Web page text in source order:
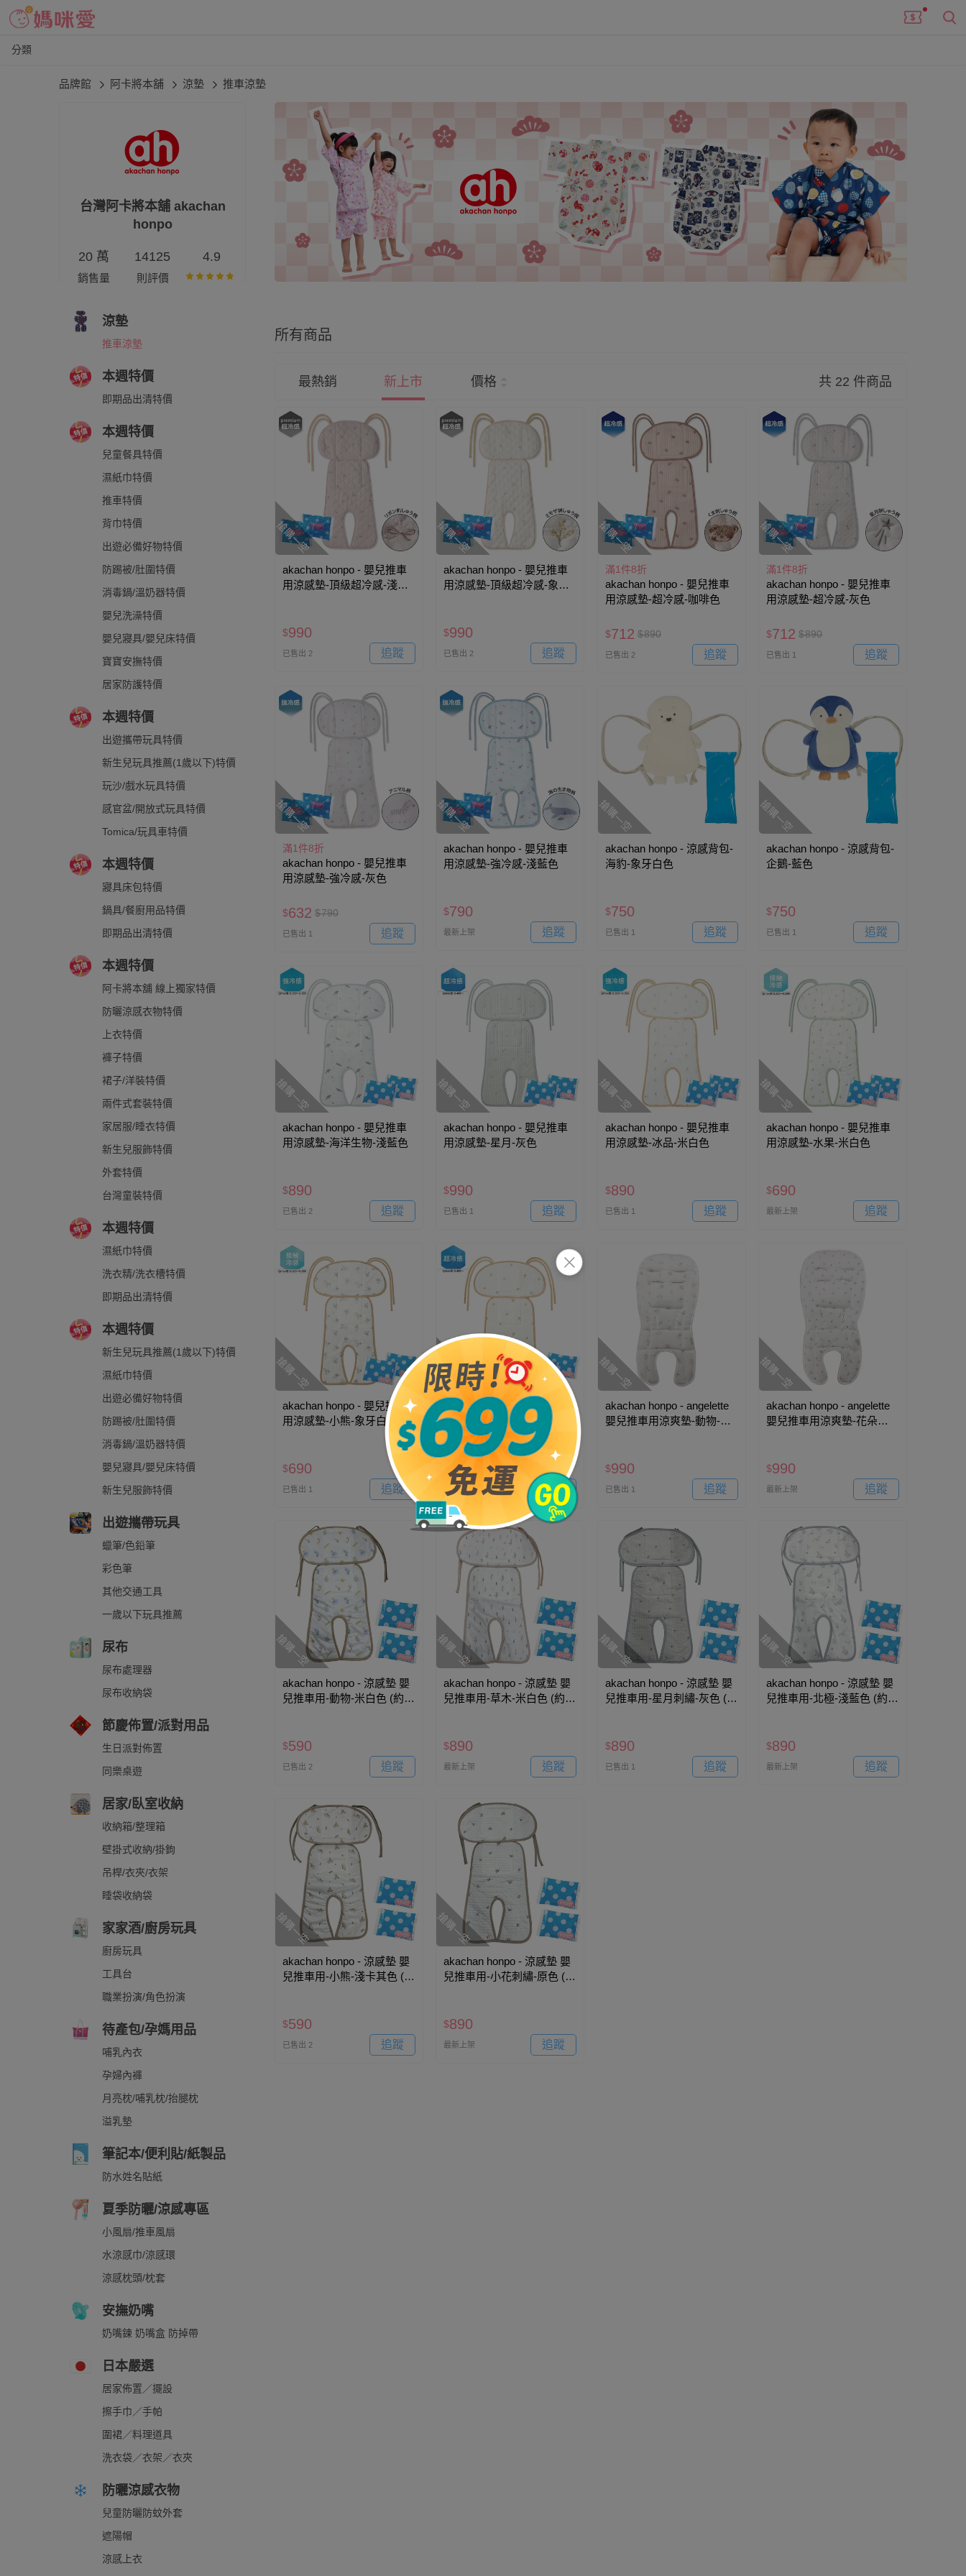
分類
品牌館 阿卡將本舖 涼墊 推車涼墊
台灣阿卡將本舖 akachan
honpo
20 萬
銷售量
14125
則評價
4.9
涼墊
推車涼墊
本週特價
即期品出清特價
本週特價
兒童餐具特價
濕紙巾特價
推車特價
背巾特價
出遊必備好物特價
防踢被/肚圍特價
消毒鍋/溫奶器特價
嬰兒洗澡特價
嬰兒寢具/嬰兒床特價
寶寶安撫特價
居家防護特價
本週特價
出遊攜帶玩具特價
新生兒玩具推薦(1歲以下)特價
玩沙/戲水玩具特價
感官盆/開放式玩具特價
Tomica/玩具車特價
本週特價
寢具床包特價
鍋具/餐廚用品特價
即期品出清特價
本週特價
阿卡將本舖 線上獨家特價
防曬涼感衣物特價
上衣特價
褲子特價
裙子/洋裝特價
兩件式套裝特價
家居服/睡衣特價
新生兒服飾特價
外套特價
台灣童裝特價
本週特價
濕紙巾特價
洗衣精/洗衣槽特價
即期品出清特價
本週特價
新生兒玩具推薦(1歲以下)特價
濕紙巾特價
出遊必備好物特價
防踢被/肚圍特價
消毒鍋/溫奶器特價
嬰兒寢具/嬰兒床特價
新生兒服飾特價
出遊攜帶玩具
蠟筆/色鉛筆
彩色筆
其他交通工具
一歲以下玩具推薦
尿布
尿布處理器
尿布收納袋
節慶佈置/派對用品
生日派對佈置
同樂桌遊
居家/臥室收納
收納箱/整理箱
壁掛式收納/掛鉤
吊桿/衣夾/衣架
睡袋收納袋
家家酒/廚房玩具
廚房玩具
工具台
職業扮演/角色扮演
待產包/孕媽用品
哺乳內衣
孕婦內褲
月亮枕/哺乳枕/抬腿枕
溢乳墊
筆記本/便利貼/紙製品
防水姓名貼紙
夏季防曬/涼感專區
小風扇/推車風扇
水涼感巾/涼感環
涼感枕頭/枕套
安撫奶嘴
奶嘴鍊 奶嘴盒 防掉帶
日本嚴選
居家佈置／擺設
擦手巾／手帕
圍裙／料理道具
洗衣袋／衣架／衣夾
防曬涼感衣物
兒童防曬防蚊外套
遮陽帽
涼感上衣
所有商品
最熱銷 新上市 價格 共 22 件商品
搶購一空
akachan honpo - 嬰兒推車
用涼感墊-頂級超冷感-淺卡
$990
已售出 2 追蹤
搶購一空
akachan honpo - 嬰兒推車
用涼感墊-頂級超冷感-象牙
$990
已售出 2 追蹤
搶購一空
滿1件8折
akachan honpo - 嬰兒推車
用涼感墊-超冷感-咖啡色
$712 $890
已售出 2 追蹤
搶購一空
滿1件8折
akachan honpo - 嬰兒推車
用涼感墊-超冷感-灰色
$712 $890
已售出 1 追蹤
搶購一空
滿1件8折
akachan honpo - 嬰兒推車
用涼感墊-強冷感-灰色
$632 $790
已售出 1 追蹤
搶購一空
akachan honpo - 嬰兒推車
用涼感墊-強冷感-淺藍色
$790
最新上架 追蹤
搶購一空
akachan honpo - 涼感背包-
海豹-象牙白色
$750
已售出 1 追蹤
搶購一空
akachan honpo - 涼感背包-
企鵝-藍色
$750
已售出 1 追蹤
搶購一空
akachan honpo - 嬰兒推車
用涼感墊-海洋生物-淺藍色
$890
已售出 2 追蹤
搶購一空
akachan honpo - 嬰兒推車
用涼感墊-星月-灰色
$990
已售出 1 追蹤
搶購一空
akachan honpo - 嬰兒推車
用涼感墊-冰品-米白色
$890
已售出 1 追蹤
搶購一空
akachan honpo - 嬰兒推車
用涼感墊-水果-米白色
$690
最新上架 追蹤
搶購一空
akachan honpo - 嬰兒推車
用涼感墊-小熊-象牙白色
$690
已售出 1 追蹤
搶購一空
akachan honpo - 嬰兒推車
用涼感墊-小花-原色
990
已售出 1 追蹤
搶購一空
akachan honpo - angelette
嬰兒推車用涼爽墊-動物-象
$990
已售出 1 追蹤
搶購一空
akachan honpo - angelette
嬰兒推車用涼爽墊-花朵、
$990
最新上架 追蹤
搶購一空
akachan honpo - 涼感墊 嬰
兒推車用-動物-米白色 (約
$590
已售出 2 追蹤
搶購一空
akachan honpo - 涼感墊 嬰
兒推車用-草木-米白色 (約
$890
最新上架 追蹤
搶購一空
akachan honpo - 涼感墊 嬰
兒推車用-星月刺繡-灰色 (約
$890
已售出 1 追蹤
搶購一空
akachan honpo - 涼感墊 嬰
兒推車用-北極-淺藍色 (約
$890
最新上架 追蹤
搶購一空
akachan honpo - 涼感墊 嬰
兒推車用-小熊-淺卡其色 (約
$590
已售出 2 追蹤
搶購一空
akachan honpo - 涼感墊 嬰
兒推車用-小花刺繡-原色 (約
$890
最新上架 追蹤